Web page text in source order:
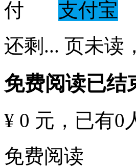
支付宝
还剩 ... 页未读，
免费阅读已结
¥ 0 元 ，已有0
免费阅读